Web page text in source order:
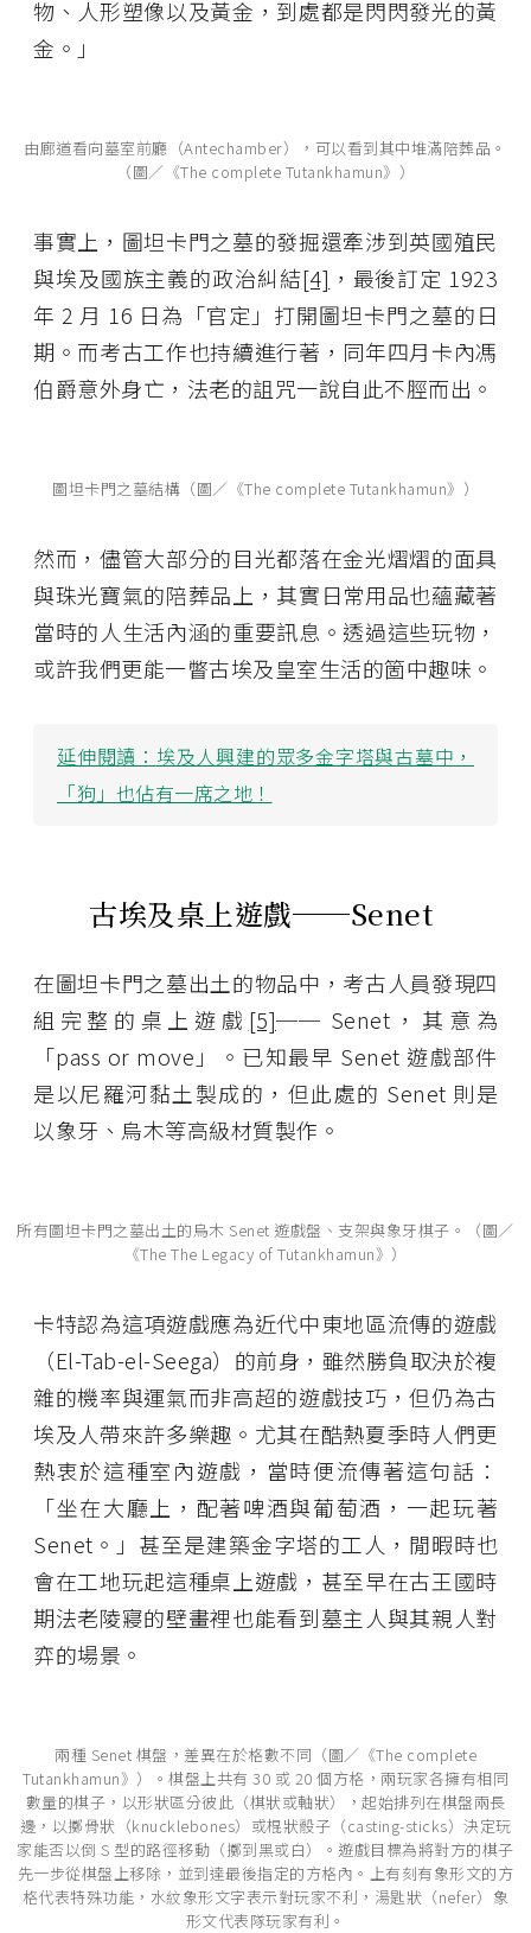
物、人形塑像以及黃金，到處都是閃閃發光的黃
金。」
由廊道看向墓室前廳（Antechamber），可以看到其中堆滿陪葬品。
（圖／《The complete Tutankhamun》）
事實上，圖坦卡門之墓的發掘還牽涉到英國殖民
與埃及國族主義的政治糾結[4] ，最後訂定 1923
年 2 月 16 日為「官定」打開圖坦卡門之墓的日
期。而考古工作也持續進行著，同年四月卡內馮
伯爵意外身亡，法老的詛咒一說自此不脛而出。
圖坦卡門之墓結構（圖／《The complete Tutankhamun》）
然而，儘管大部分的目光都落在金光熠熠的面具
與珠光寶氣的陪葬品上，其實日常用品也蘊藏著
當時的人生活內涵的重要訊息。透過這些玩物，
或許我們更能一瞥古埃及皇室生活的箇中趣味。
延伸閱讀： 埃及人興建的眾多金字塔與古墓中，
「狗」也佔有一席之地！
古埃及桌上遊戲──Senet
在圖坦卡門之墓出土的物品中，考古人員發現四
組完整的桌上遊戲 [5]── Senet，其意為
「pass or move」。已知最早 Senet 遊戲部件
是以尼羅河黏土製成的，但此處的 Senet 則是
以象牙、烏木等高級材質製作。
所有圖坦卡門之墓出土的烏木 Senet 遊戲盤、支架與象牙棋子。（圖／
《The The Legacy of Tutankhamun》）
卡特認為這項遊戲應為近代中東地區流傳的遊戲
（El-Tab-el-Seega）的前身，雖然勝負取決於複
雜的機率與運氣而非高超的遊戲技巧，但仍為古
埃及人帶來許多樂趣。尤其在酷熱夏季時人們更
熱衷於這種室內遊戲，當時便流傳著這句話：
「坐在大廳上，配著啤酒與葡萄酒，一起玩著
Senet。」甚至是建築金字塔的工人，閒暇時也
會在工地玩起這種桌上遊戲，甚至早在古王國時
期法老陵寢的壁畫裡也能看到墓主人與其親人對
弈的場景。
兩種 Senet 棋盤，差異在於格數不同（圖／《The complete
Tutankhamun》）。棋盤上共有 30 或 20 個方格，兩玩家各擁有相同
數量的棋子，以形狀區分彼此（棋狀或軸狀），起始排列在棋盤兩長
邊，以擲骨狀（knucklebones）或棍狀骰子（casting-sticks）決定玩
家能否以倒 S 型的路徑移動（擲到黑或白）。遊戲目標為將對方的棋子
先一步從棋盤上移除，並到達最後指定的方格內。上有刻有象形文的方
格代表特殊功能，水紋象形文字表示對玩家不利，湯匙狀（nefer）象
形文代表隊玩家有利。